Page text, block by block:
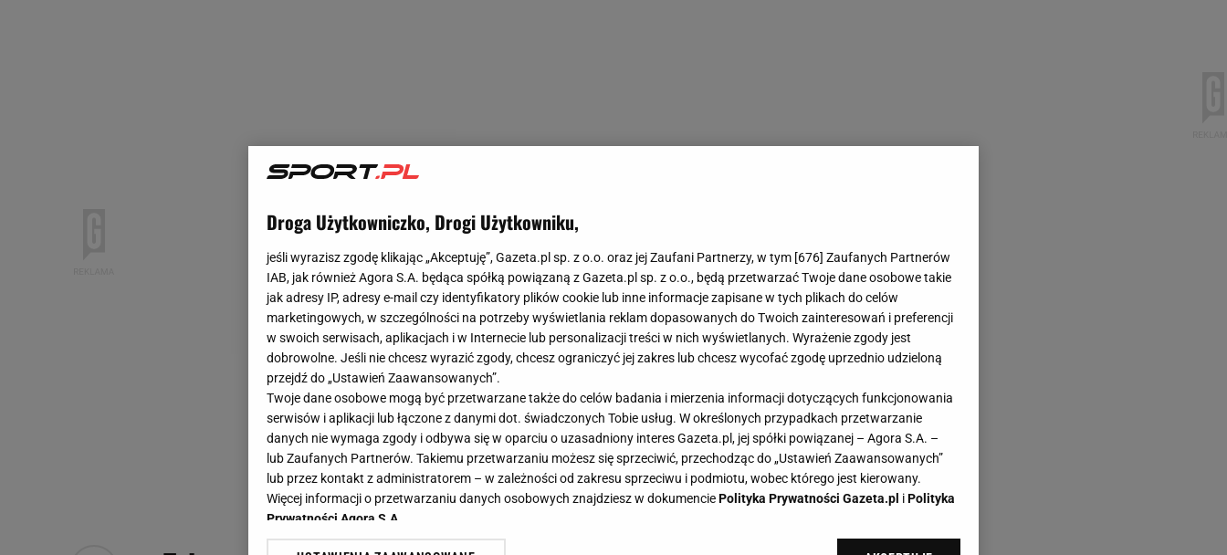
Droga Użytkowniczko, Drogi Użytkowniku,
jeśli wyrazisz zgodę klikając „Akceptuję”, Gazeta.pl sp. z o.o. oraz jej Zaufani Partnerzy, w tym [676] Zaufanych Partnerów
IAB, jak również Agora S.A. będąca spółką powiązaną z Gazeta.pl sp. z o.o., będą przetwarzać Twoje dane osobowe takie
jak adresy IP, adresy e-mail czy identyfikatory plików cookie lub inne informacje zapisane w tych plikach do celów
marketingowych, w szczególności na potrzeby wyświetlania reklam dopasowanych do Twoich zainteresowań i preferencji
w swoich serwisach, aplikacjach i w Internecie lub personalizacji treści w nich wyświetlanych. Wyrażenie zgody jest
dobrowolne. Jeśli nie chcesz wyrazić zgody, chcesz ograniczyć jej zakres lub chcesz wycofać zgodę uprzednio udzieloną
przejdź do „Ustawień Zaawansowanych”.
Twoje dane osobowe mogą być przetwarzane także do celów badania i mierzenia informacji dotyczących funkcjonowania
serwisów i aplikacji lub łączone z danymi dot. świadczonych Tobie usług. W określonych przypadkach przetwarzanie
danych nie wymaga zgody i odbywa się w oparciu o uzasadniony interes Gazeta.pl, jej spółki powiązanej – Agora S.A. –
lub Zaufanych Partnerów. Takiemu przetwarzaniu możesz się sprzeciwić, przechodząc do „Ustawień Zaawansowanych”
lub przez kontakt z administratorem – w zależności od zakresu sprzeciwu i podmiotu, wobec którego jest kierowany.
Więcej informacji o przetwarzaniu danych osobowych znajdziesz w dokumenciePolityka Prywatności Gazeta.pl iPolityka
Prywatności Agora S.A.